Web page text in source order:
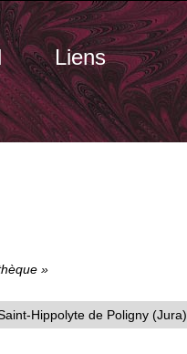
Liens
»
Hippolyte de Poligny (Jura)